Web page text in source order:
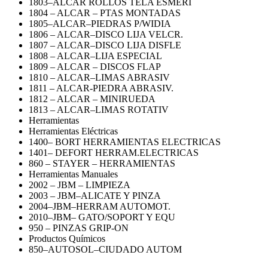
1804 – ALCAR – PTAS MONTADAS
1805–ALCAR–PIEDRAS P/WIDIA
1806 – ALCAR–DISCO LIJA VELCR.
1807 – ALCAR–DISCO LIJA DISFLE
1808 – ALCAR–LIJA ESPECIAL
1809 – ALCAR – DISCOS FLAP
1810 – ALCAR–LIMAS ABRASIV
1811 – ALCAR-PIEDRA ABRASIV.
1812 – ALCAR – MINIRUEDA
1813 – ALCAR–LIMAS ROTATIV
Herramientas
Herramientas Eléctricas
1400– BORT HERRAMIENTAS ELECTRICAS
1401– DEFORT HERRAM.ELECTRICAS
860 – STAYER – HERRAMIENTAS
Herramientas Manuales
2002 – JBM – LIMPIEZA
2003 – JBM–ALICATE Y PINZA
2004–JBM–HERRAM AUTOMOT.
2010–JBM– GATO/SOPORT Y EQU
950 – PINZAS GRIP-ON
Productos Químicos
850–AUTOSOL–CIUDADO AUTOM